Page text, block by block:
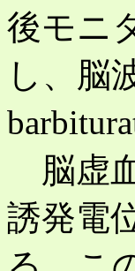
後モニ
し、脳
脳虚
誘発電